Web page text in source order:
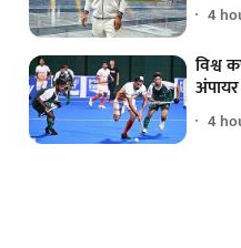
4
विश्व
4